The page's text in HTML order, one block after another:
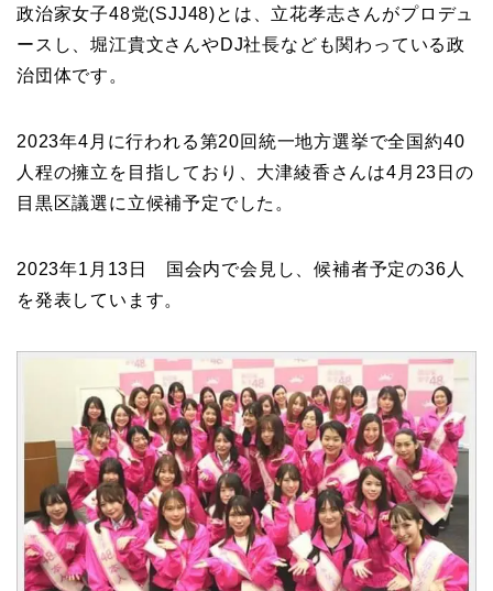
政治家女子48党(SJJ48)とは、立花孝志さんがプロデュ
ースし、堀江貴文さんやDJ社長なども関わっている政
治団体です。
2023年4月に行われる第20回統一地方選挙で全国約40
人程の擁立を目指しており、大津綾香さんは4月23日の
目黒区議選に立候補予定でした。
2023年1月13日 国会内で会見し、候補者予定の36人
を発表しています。